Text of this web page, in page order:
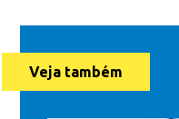
Veja também